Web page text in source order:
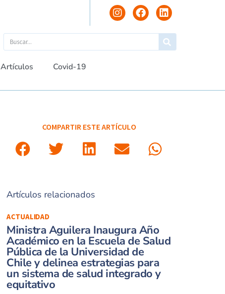
Artículos Covid-19
COMPARTIR ESTE ARTÍCULO
Artículos relacionados
ACTUALIDAD
Ministra Aguilera Inaugura Año
Académico en la Escuela de Salud
Pública de la Universidad de
Chile y delinea estrategias para
un sistema de salud integrado y
equitativo